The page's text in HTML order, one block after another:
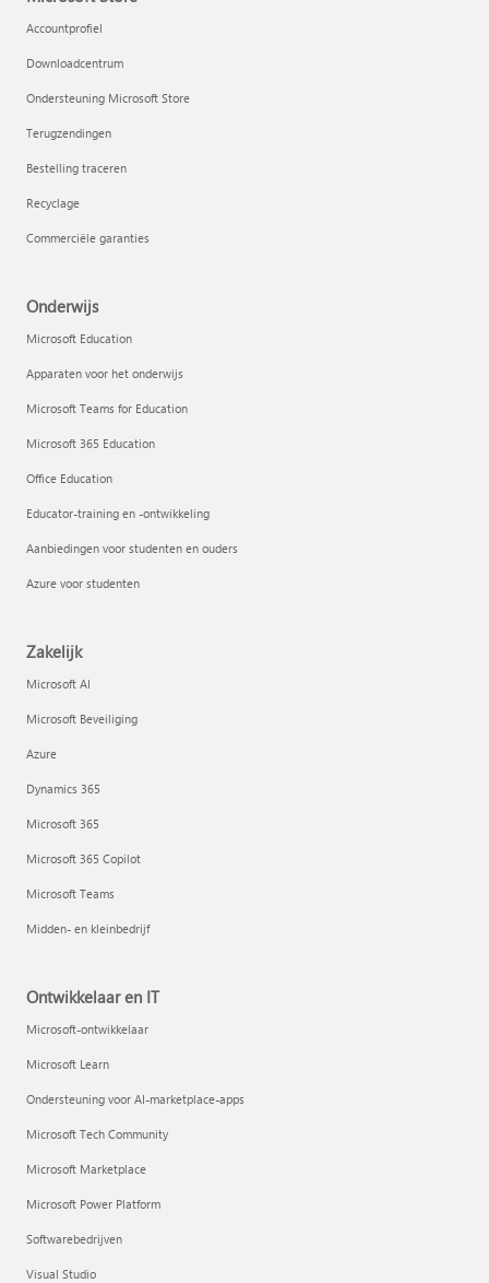
Accountprofiel
Downloadcentrum
Ondersteuning Microsoft Store
Terugzendingen
Bestelling traceren
Recyclage
Commerciële garanties
Onderwijs
Microsoft Education
Apparaten voor het onderwijs
Microsoft Teams for Education
Microsoft 365 Education
Office Education
Educator-training en -ontwikkeling
Aanbiedingen voor studenten en ouders
Azure voor studenten
Zakelijk
Microsoft AI
Microsoft Beveiliging
Azure
Dynamics 365
Microsoft 365
Microsoft 365 Copilot
Microsoft Teams
Midden- en kleinbedrijf
Ontwikkelaar en IT
Microsoft-ontwikkelaar
Microsoft Learn
Ondersteuning voor AI-marketplace-apps
Microsoft Tech Community
Microsoft Marketplace
Microsoft Power Platform
Softwarebedrijven
Visual Studio